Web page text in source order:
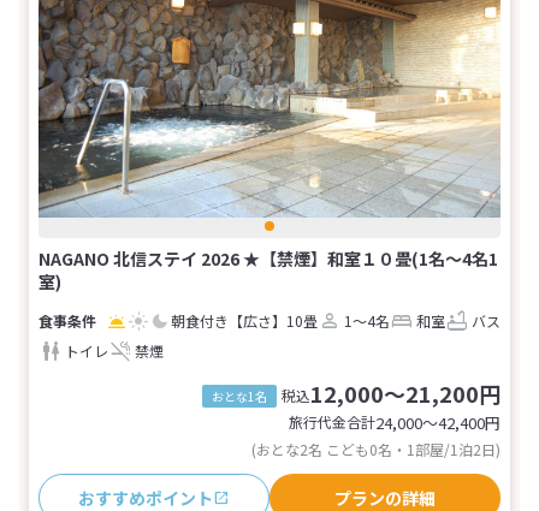
NAGANO 北信ステイ 2026 ★【禁煙】和室１０畳(1名～4名1
室)
朝食付き 【広さ】10畳 1～4名 和室
バス
トイレ
禁煙
おとな1名 税込12,000～21,200円
旅行代金合計24,000〜42,400円
(おとな2名 こども0名・1部屋/1泊2日)
おすすめポイント プランの詳細